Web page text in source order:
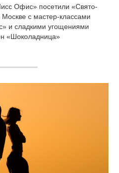
Офис» посетили «Свято-
с мастер-классами
и сладкими угощениями
«Шоколадница»